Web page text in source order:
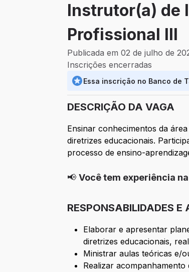
Instrutor(a) de
Profissional III
Publicada em 02 de julho de
Inscrições encerradas
Essa inscrição no Banco de
DESCRIÇÃO DA VAGA
Ensinar conhecimentos da
diretrizes educacionais.
processo de ensino-
📢Você tem experiência
RESPONSABILIDADES E
Elaborar e apresentar
diretrizes educacionais,
Ministrar aulas teóricas e/
Realizar